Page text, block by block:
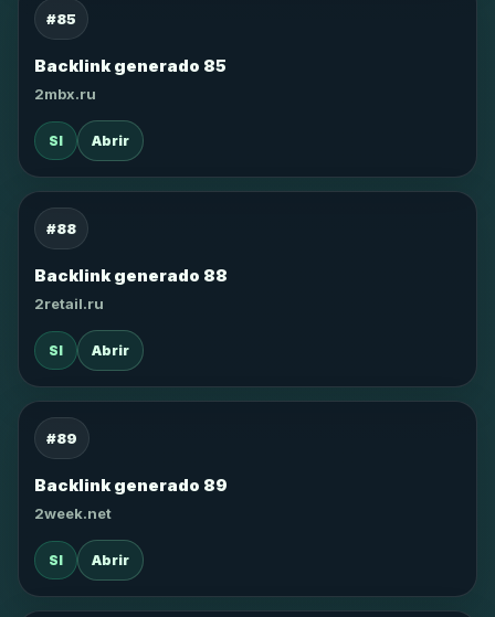
#85
Backlink generado 85
2mbx.ru
SI Abrir
#88
Backlink generado 88
2retail.ru
SI Abrir
#89
Backlink generado 89
2week.net
SI Abrir